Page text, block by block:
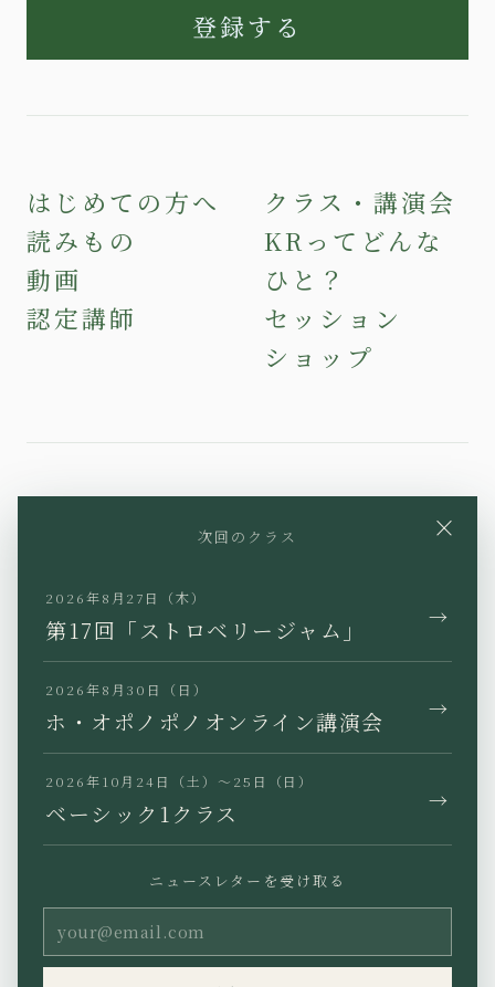
登録する
はじめての方へ
読みもの
動画
認定講師
クラス・講演会
KRってどんな
ひと？
セッション
ショップ
Facebook
JP EN KR TW
利用規約
Copyright (C) Ho’oponopono
×
次回のクラス
2026年8月27日（木）
第17回「ストロベリージャム」 →
2026年8月30日（日）
ホ・オポノポノオンライン講演会 →
2026年10月24日（土）〜25日（日）
ベーシック1クラス →
ニュースレターを受け取る